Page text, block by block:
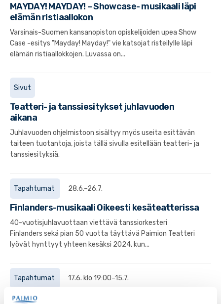
MAYDAY! MAYDAY! – Showcase- musikaali läpi
elämän ristiaallokon
Varsinais-Suomen kansanopiston opiskelijoiden upea Show
Case -esitys "Mayday! Mayday!" vie katsojat risteilylle läpi
elämän ristiaallokkojen. Luvassa on...
Sivut
Teatteri- ja tanssiesitykset juhlavuoden
aikana
Juhlavuoden ohjelmistoon sisältyy myös useita esittävän
taiteen tuotantoja, joista tällä sivulla esitellään teatteri- ja
tanssiesityksiä.
Tapahtumat 28.6.–26.7.
Finlanders-musikaali Oikeesti kesäteatterissa
40-vuotisjuhlavuottaan viettävä tanssiorkesteri
Finlanders sekä pian 50 vuotta täyttävä Paimion Teatteri
lyövät hynttyyt yhteen kesäksi 2024, kun...
Tapahtumat 17.6. klo 19:00–15.7.
Nunnia ja konnia -kesäteatterimusikaali